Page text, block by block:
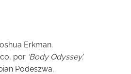
Erkman.
por ‘Body Odyssey’.
Podeszwa.